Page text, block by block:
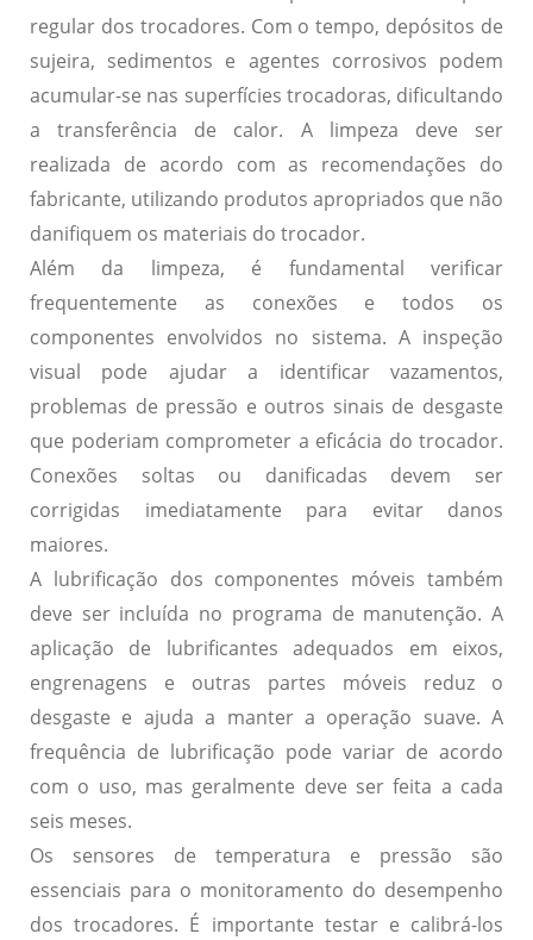
regular dos trocadores. Com o tempo, depósitos de
sujeira, sedimentos e agentes corrosivos podem
acumular-se nas superfícies trocadoras, dificultando
a transferência de calor. A limpeza deve ser
realizada de acordo com as recomendações do
fabricante, utilizando produtos apropriados que não
danifiquem os materiais do trocador.
Além da limpeza, é fundamental verificar
frequentemente as conexões e todos os
componentes envolvidos no sistema. A inspeção
visual pode ajudar a identificar vazamentos,
problemas de pressão e outros sinais de desgaste
que poderiam comprometer a eficácia do trocador.
Conexões soltas ou danificadas devem ser
corrigidas imediatamente para evitar danos
maiores.
A lubrificação dos componentes móveis também
deve ser incluída no programa de manutenção. A
aplicação de lubrificantes adequados em eixos,
engrenagens e outras partes móveis reduz o
desgaste e ajuda a manter a operação suave. A
frequência de lubrificação pode variar de acordo
com o uso, mas geralmente deve ser feita a cada
seis meses.
Os sensores de temperatura e pressão são
essenciais para o monitoramento do desempenho
dos trocadores. É importante testar e calibrá-los